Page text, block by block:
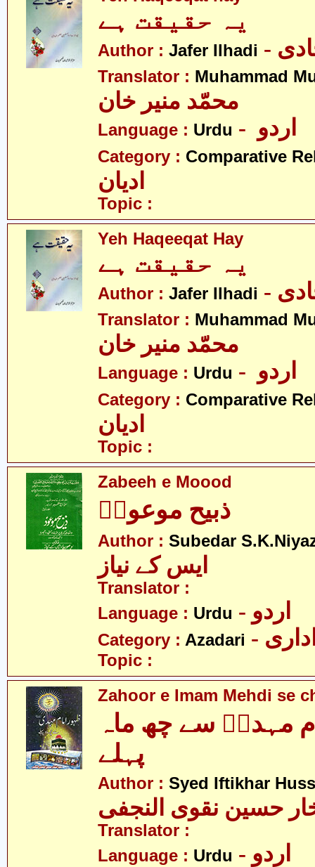
Author : Jafer Ilhadi
Translator : Muhammad
محمّد منیر خان
Language : Urdu
Category : Comparative
ادیان
Topic :
Yeh Haqeeqat Hay
Author : Jafer Ilhadi
Translator : Muhammad
محمّد منیر خان
Language : Urdu
Category : Comparative
ادیان
Topic :
Zabeeh e Moood
ذبیح موعودؑ
Author : Subedar
ایس کے نیاز
Translator :
Language : Urdu - اردو
Category : Azadari
Topic :
Zahoor e Imam Mehdi se
مہدیؑ سے چھ ماہ
پہلے
Author : Syed Iftikhar
حسین نقوی النجفی
Translator :
Language : Urdu - اردو